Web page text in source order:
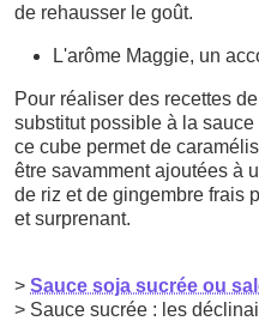
de rehausser le goût.
L'arôme Maggie, un
Pour réaliser des recettes
substitut possible à la
ce cube permet de
être savamment ajoutées à
de riz et de gingembre frais
et surprenant.
> Sauce soja sucrée ou
> Sauce sucrée : les